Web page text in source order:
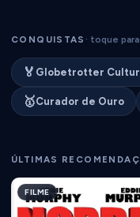
CONQUISTAS · toque
🏅 Globetrotter
🥇Curador de Ouro
ÚLTIMAS
FILME